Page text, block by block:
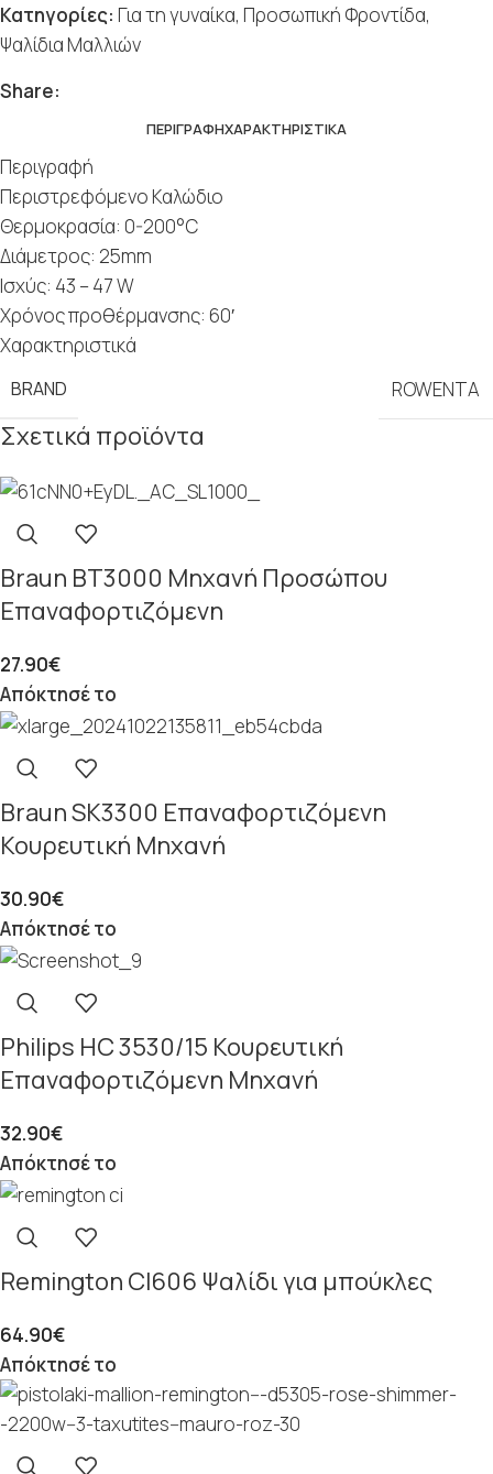
Κατηγορίες: Για τη γυναίκα, Προσωπική Φροντίδα,
Ψαλίδια Μαλλιών
Share:
ΠΕΡΙΓΡΑΦΉΧΑΡΑΚΤΗΡΙΣΤΙΚΆ
Περιγραφή
Περιστρεφόμενο Καλώδιο
Θερμοκρασία: 0-200°C
Διάμετρος: 25mm
Ισχύς: 43 – 47 W
Χρόνος προθέρμανσης: 60′
Χαρακτηριστικά
BRAND ROWENTA
Σχετικά προϊόντα
Braun BT3000 Μηχανή Προσώπου
Επαναφορτιζόμενη
27.90€
Απόκτησέ το
Braun SK3300 Επαναφορτιζόμενη
Κουρευτική Μηχανή
30.90€
Απόκτησέ το
Philips ΗC 3530/15 Κουρευτική
Επαναφορτιζόμενη Μηχανή
32.90€
Απόκτησέ το
Remington CI606 Ψαλίδι για μπούκλες
64.90€
Απόκτησέ το